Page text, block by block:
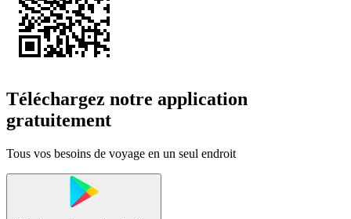
Téléchargez notre application
gratuitement
Tous vos besoins de voyage en un seul endroit